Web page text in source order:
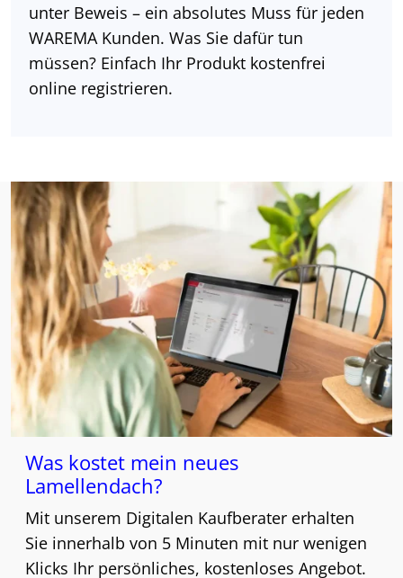
unter Beweis – ein absolutes Muss für jeden
WAREMA Kunden. Was Sie dafür tun
müssen? Einfach Ihr Produkt kostenfrei
online registrieren.
Was kostet mein neues
Lamellendach?
Mit unserem Digitalen Kaufberater erhalten
Sie innerhalb von 5 Minuten mit nur wenigen
Klicks Ihr persönliches, kostenloses Angebot.